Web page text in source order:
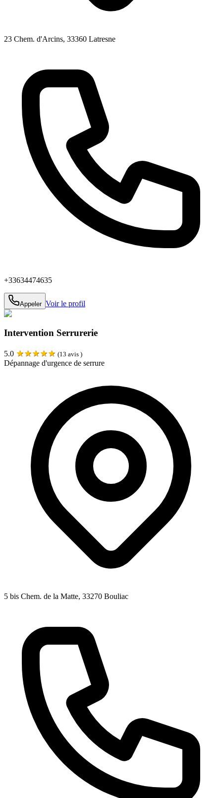
23 Chem. d'Arcins, 33360 Latresne
+33634474635
Appeler Voir le profil
Intervention Serrurerie
5.0 ★★★★★ (13 avis )
Dépannage d'urgence de serrure
5 bis Chem. de la Matte, 33270 Bouliac